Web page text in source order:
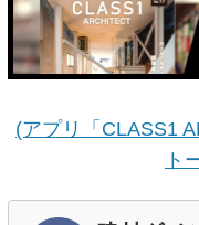
(アプリ「CLASS1
ト